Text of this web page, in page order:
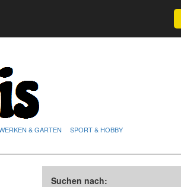
& GARTEN SPORT & HOBBY
Suchen nach: